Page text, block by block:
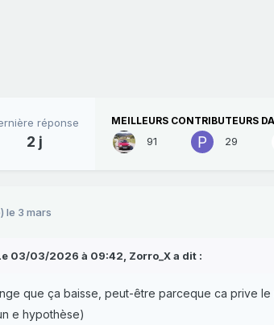
réponse
2 j
MEILLEURS CONTRIBUTEURS
91 29
le 3 mars
03/03/2026 à 09:42, Zorro_Xa dit :
que ça baisse, peut-être parceque ca prive
e hypothèse)